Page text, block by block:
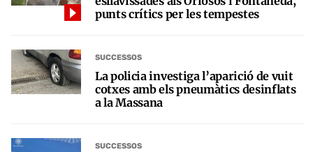
punts crítics per les tempestes
SUCCESSOS
La policia investiga l’aparició de vuit
cotxes amb els pneumàtics desinflats
a la Massana
SUCCESSOS